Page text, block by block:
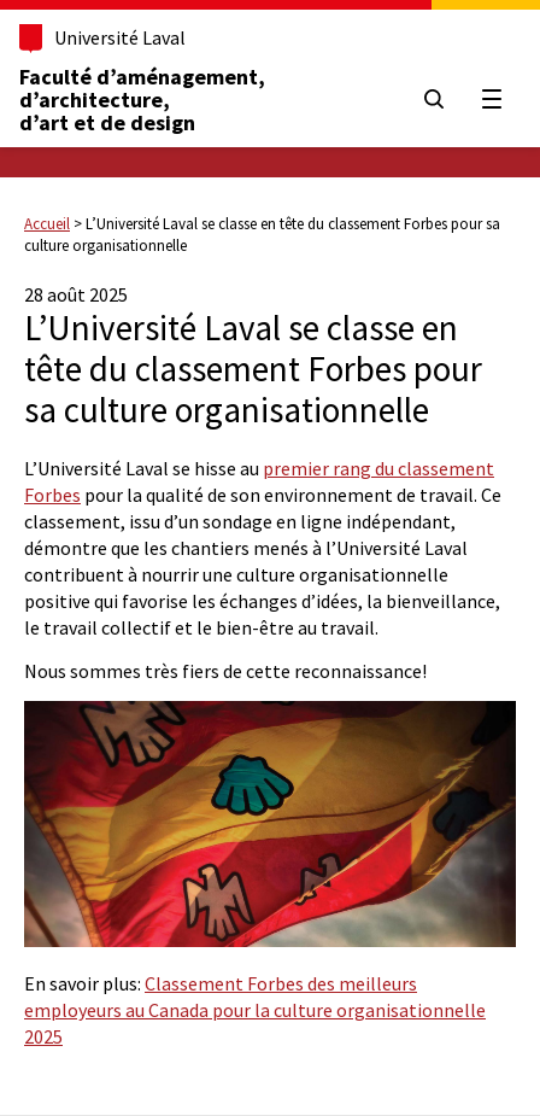
Université Laval
Faculté d’aménagement,
d’architecture,
d’art et de design
Accueil >L’Université Laval se classe en tête du classement Forbes pour sa
culture organisationnelle
28 août 2025
L’Université Laval se classe en
tête du classement Forbes pour
sa culture organisationnelle
L’Université Laval se hisse au premier rang du classement
Forbes pour la qualité de son environnement de travail. Ce
classement, issu d’un sondage en ligne indépendant,
démontre que les chantiers menés à l’Université Laval
contribuent à nourrir une culture organisationnelle
positive qui favorise les échanges d’idées, la bienveillance,
le travail collectif et le bien-être au travail.
Nous sommes très fiers de cette reconnaissance!
En savoir plus: Classement Forbes des meilleurs
employeurs au Canada pour la culture organisationnelle
2025